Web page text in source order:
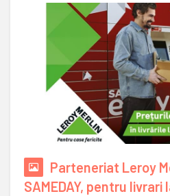
Parteneriat Leroy
SAMEDAY, pentru livrari